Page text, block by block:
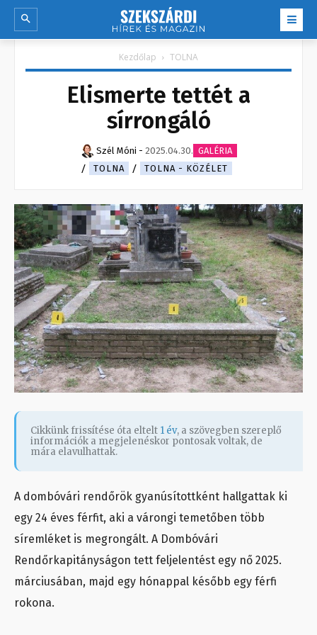
Kezdőlap TOLNA
Elismerte tettét a
sírrongáló
Szél Móni - 2025.04.30. GALÉRIA
TOLNA
TOLNA - KÖZÉLET
Cikkünk frissítése óta eltelt 1 év, a szövegben szereplő
információk a megjelenéskor pontosak voltak, de
mára elavulhattak.
A dombóvári rendőrök gyanúsítottként hallgattak ki
egy 24 éves férfit, aki a várongi temetőben több
síremléket is megrongált. A Dombóvári
Rendőrkapitányságon tett feljelentést egy nő 2025.
márciusában, majd egy hónappal később egy férfi
rokona.